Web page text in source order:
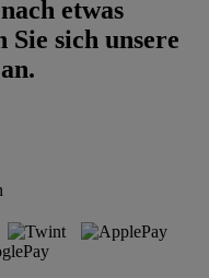
etwas
Sie sich unsere